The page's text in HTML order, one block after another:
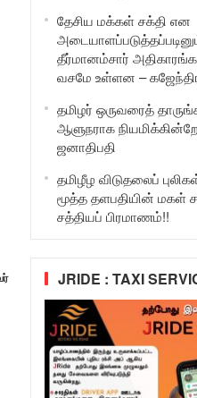
தேசிய மக்கள் சக்தி என
தீர்மானம்சார்
வசமே உள்ளன –
தமிழர் ஒருவரைத்
ஆளுநராக
ஜனாதிபதி
தமிழீழ விடுதலைப்
மூத்த தளபதியின் மகள்
சத்தியப் பிரமாணம்!!
JRIDE : TAXI